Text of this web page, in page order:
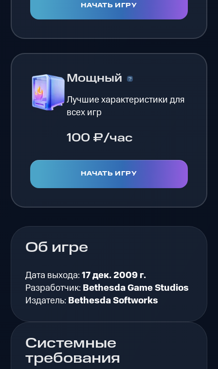
НАЧАТЬ ИГРУ
Мощный
Лучшие характеристики для
всех игр
100 ₽/час
НАЧАТЬ ИГРУ
Об игре
Дата выхода:17 дек. 2009 г.
Разработчик: Bethesda Game Studios
Издатель: Bethesda Softworks
Системные
требования